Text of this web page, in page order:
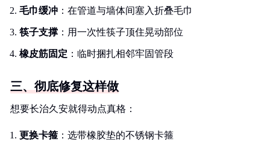
毛巾缓冲 ：在管道与墙体间塞入折叠毛巾
筷子支撑 ：用一次性筷子顶住晃动部位
橡皮筋固定 ：临时捆扎相邻牢固管段
三、彻底修复这样做
想要长治久安就得动点真格：
更换卡箍 ：选带橡胶垫的不锈钢卡箍